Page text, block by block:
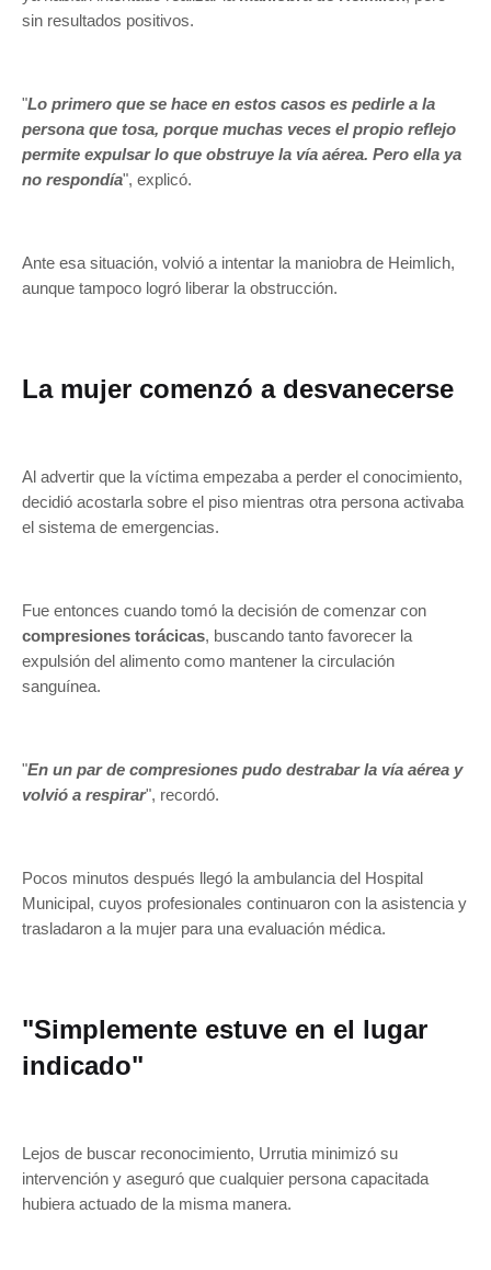
sin resultados positivos.
"Lo primero que se hace en estos casos es pedirle a la
persona que tosa, porque muchas veces el propio reflejo
permite expulsar lo que obstruye la vía aérea. Pero ella ya
no respondía", explicó.
Ante esa situación, volvió a intentar la maniobra de Heimlich,
aunque tampoco logró liberar la obstrucción.
La mujer comenzó a desvanecerse
Al advertir que la víctima empezaba a perder el conocimiento,
decidió acostarla sobre el piso mientras otra persona activaba
el sistema de emergencias.
Fue entonces cuando tomó la decisión de comenzar con
compresiones torácicas, buscando tanto favorecer la
expulsión del alimento como mantener la circulación
sanguínea.
"En un par de compresiones pudo destrabar la vía aérea y
volvió a respirar", recordó.
Pocos minutos después llegó la ambulancia del Hospital
Municipal, cuyos profesionales continuaron con la asistencia y
trasladaron a la mujer para una evaluación médica.
"Simplemente estuve en el lugar
indicado"
Lejos de buscar reconocimiento, Urrutia minimizó su
intervención y aseguró que cualquier persona capacitada
hubiera actuado de la misma manera.